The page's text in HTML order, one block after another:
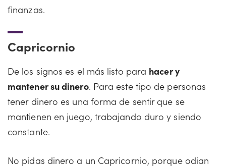
finanzas.
Capricornio
De los signos es el más listo para hacer y
mantener su dinero. Para este tipo de personas
tener dinero es una forma de sentir que se
mantienen en juego, trabajando duro y siendo
constante.
No pidas dinero a un Capricornio, porque odian